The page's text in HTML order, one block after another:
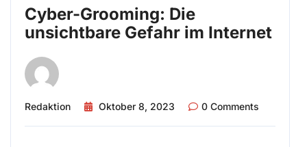
Cyber-Grooming: Die
unsichtbare Gefahr im Internet
Redaktion Oktober 8, 2023 0 Comments